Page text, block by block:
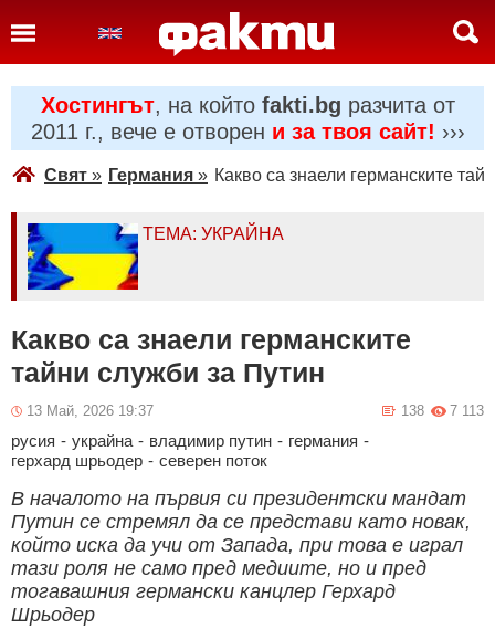
Хостингът, на който fakti.bg разчита от
2011 г., вече е отворен и за твоя сайт! ›››
Свят » Германия » Какво са знаели германските
ТЕМА: УКРАЙНА
Какво са знаели германските
тайни служби за Путин
13 Май, 2026 19:37 7 113
138
русия - украйна - владимир путин - германия -
герхард шрьодер - северен поток
В началото на първия си президентски мандат
Путин се стремял да се представи като новак,
който иска да учи от Запада, при това е играл
тази роля не само пред медиите, но и пред
тогавашния германски канцлер Герхард
Шрьодер